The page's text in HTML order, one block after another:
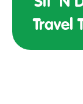
Travel